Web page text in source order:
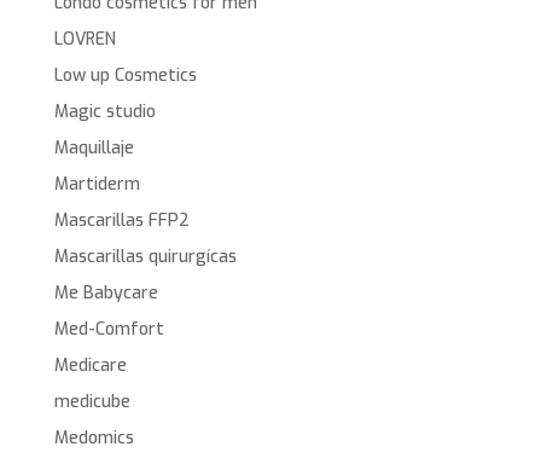
LOVREN
Low up Cosmetics
Magic studio
Maquillaje
Martiderm
Mascarillas FFP2
Mascarillas quirurgícas
Me Babycare
Med-Comfort
Medicare
medicube
Medomics